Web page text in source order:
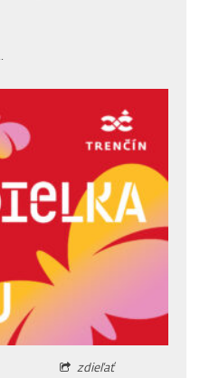
zdieľať